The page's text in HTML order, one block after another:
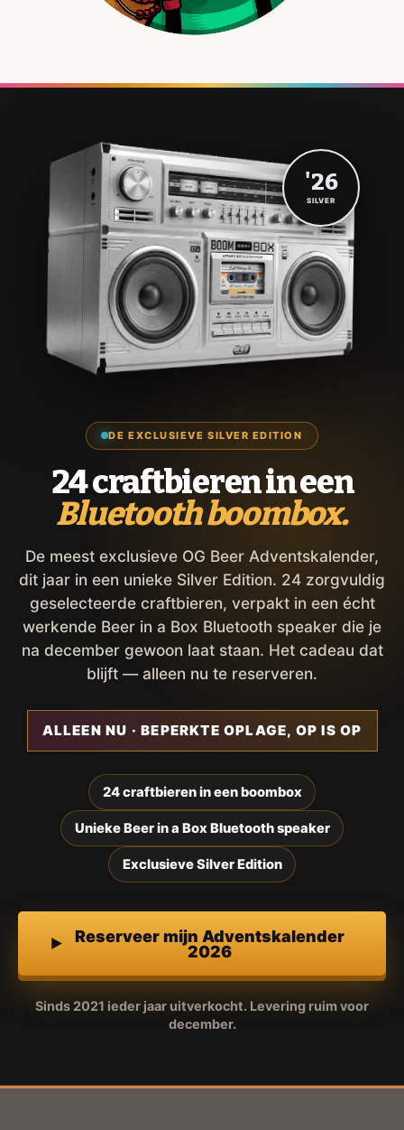
DE EXCLUSIEVE SILVER EDITION
24 craftbieren in een
Bluetooth boombox.
De meest exclusieve OG Beer Adventskalender,
dit jaar in een unieke Silver Edition. 24 zorgvuldig
geselecteerde craftbieren, verpakt in een écht
werkende Beer in a Box Bluetooth speaker die je
na december gewoon laat staan. Het cadeau dat
blijft — alleen nu te reserveren.
ALLEEN NU · BEPERKTE OPLAGE, OP IS OP
24 craftbieren in een boombox
Unieke Beer in a Box Bluetooth speaker
Exclusieve Silver Edition
Reserveer mijn Adventskalender
2026
Sinds 2021 ieder jaar uitverkocht. Levering ruim voor
december.
'26
SILVER